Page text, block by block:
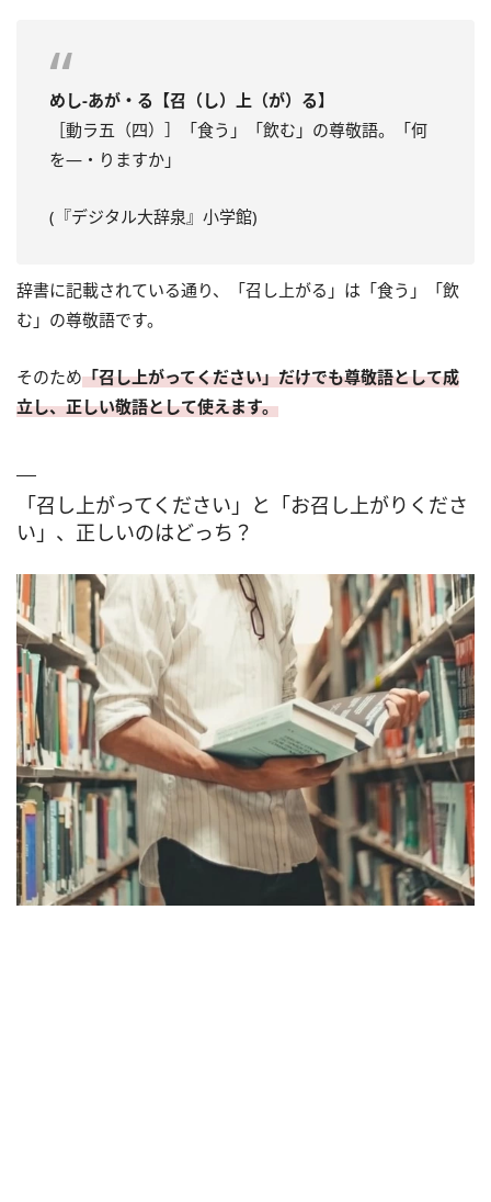
めし‐あが・る【召（し）上（が）る】
［動ラ五（四）］「食う」「飲む」の尊敬語。「何
を―・りますか」
(『デジタル大辞泉』小学館)
辞書に記載されている通り、「召し上がる」は「食う」「飲
む」の尊敬語です。
そのため「召し上がってください」だけでも尊敬語として成
立し、正しい敬語として使えます。
「召し上がってください」と「お召し上がりくださ
い」、正しいのはどっち？